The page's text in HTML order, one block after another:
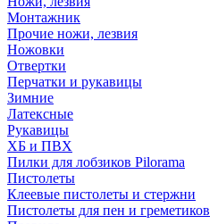
Монтажник
Прочие ножи, лезвия
Ножовки
Отвертки
Перчатки и рукавицы
Зимние
Латексные
Рукавицы
ХБ и ПВХ
Пилки для лобзиков Pilorama
Пистолеты
Клеевые пистолеты и стержни
Пистолеты для пен и греметиков